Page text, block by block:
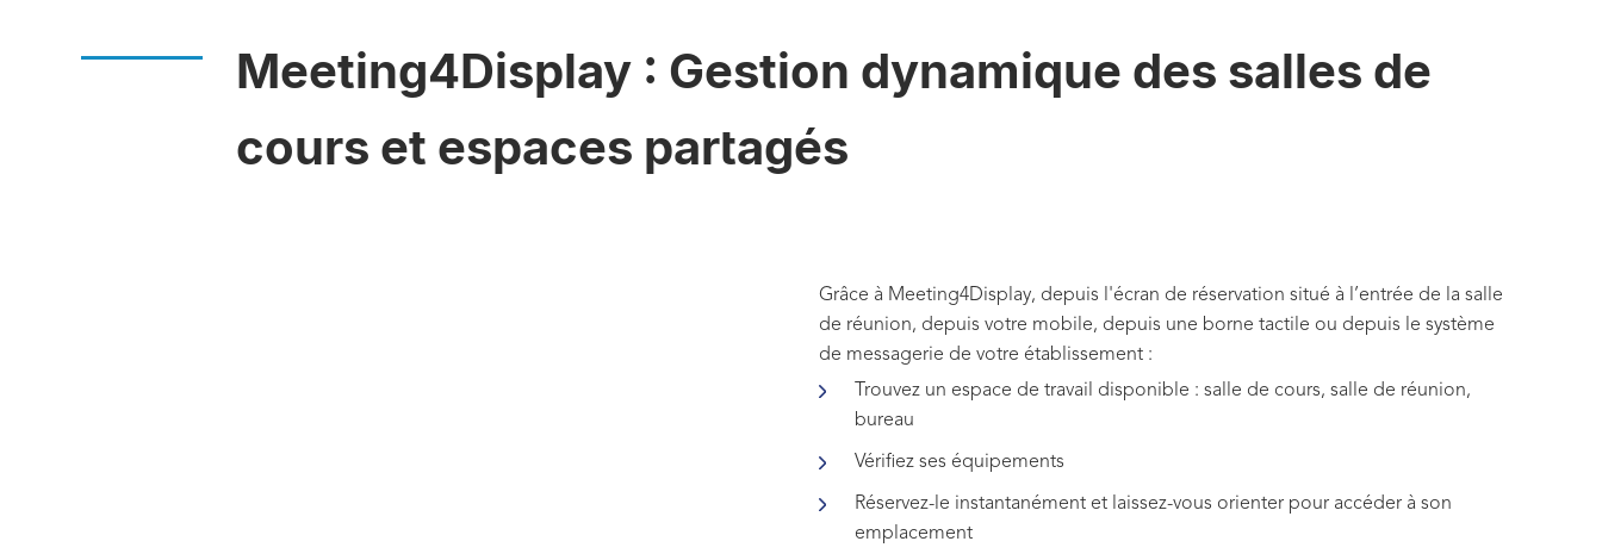
Meeting4Display : Gestion dynamique des salles de
cours et espaces partagés
Grâce à Meeting4Display, depuis l'écran de réservation situé à l’entrée de la salle
de réunion, depuis votre mobile, depuis une borne tactile ou depuis le système
de messagerie de votre établissement :
Trouvez un espace de travail disponible : salle de cours, salle de réunion,
bureau
Vérifiez ses équipements
Réservez-le instantanément et laissez-vous orienter pour accéder à son
emplacement